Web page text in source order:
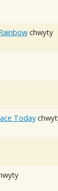
chwyty
Today